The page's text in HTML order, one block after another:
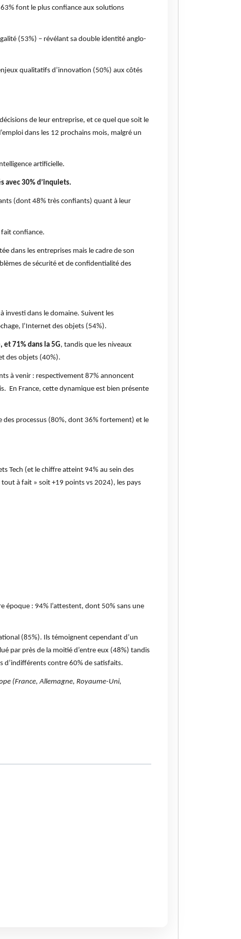
font le plus confiance aux solutions
(53%) – révélant sa double identité anglo-
qualitatifs d’innovation (50%) aux côtés
de leur entreprise, et ce quel que soit le
dans les 12 prochains mois, malgré un
artificielle.
avec 30% d’inquiets.
(dont 48% très confiants) quant à leur
confiance.
dans les entreprises mais le cadre de son
de sécurité et de confidentialité des
investi dans le domaine. Suivent les
l’Internet des objets (54%).
71% dans la 5G, tandis que les niveaux
des objets (40%).
à venir : respectivement 87% annoncent
En France, cette dynamique est bien présente
des processus (80%, dont 36% fortement) et le
Tech (et le chiffre atteint 94% au sein des
à fait » soit +19 points vs 2024), les pays
époque : 94% l’attestent, dont 50% sans une
(85%). Ils témoignent cependant d’un
par près de la moitié d’entre eux (48%) tandis
d’indifférents contre 60% de satisfaits.
(France, Allemagne, Royaume-Uni,